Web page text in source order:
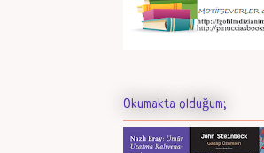
Okumakta olduğum;